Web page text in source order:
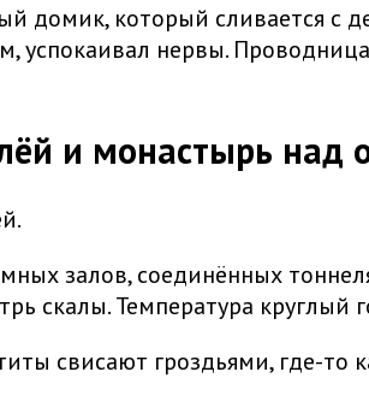
домик, который сливается с
успокаивал нервы.
и монастырь над
залов, соединённых
скалы. Температура круглый
свисают гроздьями, где-то